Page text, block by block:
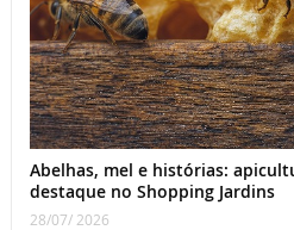
Abelhas, mel e histórias:
destaque no Shopping Jardins
28/07/ 2026